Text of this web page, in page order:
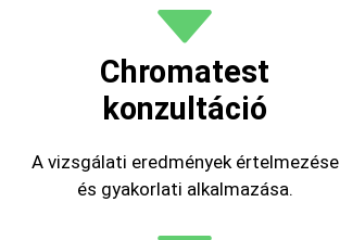
Chromatest
konzultáció
A vizsgálati eredmények értelmezése
és gyakorlati alkalmazása.